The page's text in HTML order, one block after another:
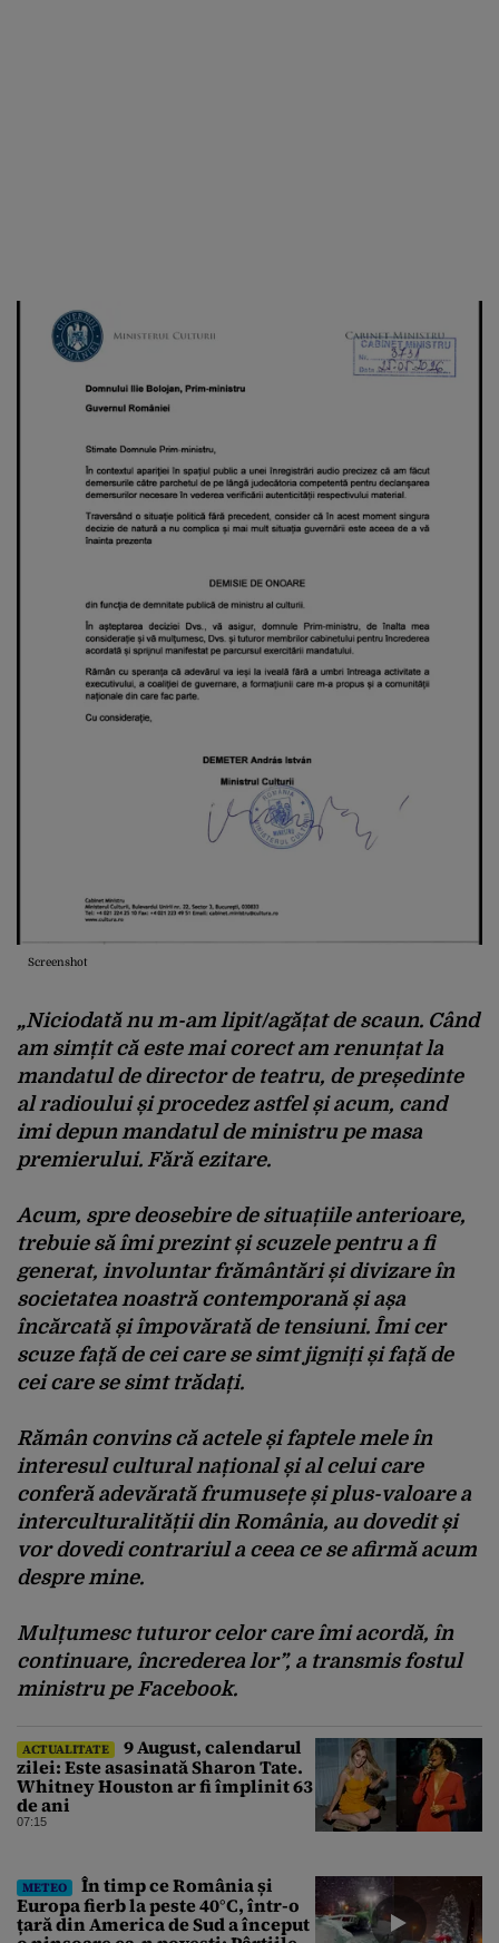
Screenshot
„Niciodată nu m-am lipit/agățat de scaun. Când
am simțit că este mai corect am renunțat la
mandatul de director de teatru, de președinte
al radioului și procedez astfel și acum, cand
imi depun mandatul de ministru pe masa
premierului. Fără ezitare.
Acum, spre deosebire de situațiile anterioare,
trebuie să îmi prezint și scuzele pentru a fi
generat, involuntar frământări și divizare în
societatea noastră contemporană și așa
încărcată și împovărată de tensiuni. Îmi cer
scuze față de cei care se simt jigniți și față de
cei care se simt trădați.
Rămân convins că actele și faptele mele în
interesul cultural național și al celui care
conferă adevărată frumusețe și plus-valoare a
interculturalității din România, au dovedit și
vor dovedi contrariul a ceea ce se afirmă acum
despre mine.
Mulțumesc tuturor celor care îmi acordă, în
continuare, încrederea lor”, a transmis fostul
ministru pe Facebook.
ACTUALITATE
9 August, calendarul
zilei: Este asasinată Sharon Tate.
Whitney Houston ar fi împlinit 63
de ani
07:15
METEO
În timp ce România și
Europa fierb la peste 40°C, într-o
țară din America de Sud a început